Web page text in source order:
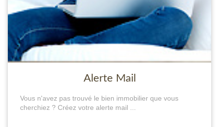
Alerte Mail
Vous n'avez pas trouvé le bien immobilier que vous
cherchiez ? Créez votre alerte mail ...